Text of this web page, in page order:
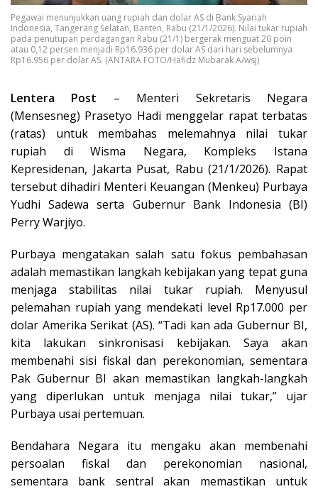
Pegawai menunjukkan uang rupiah dan dolar AS di Bank Syariah
Indonesia, Tangerang Selatan, Banten, Rabu (21/1/2026). Nilai tukar rupiah
pada penutupan perdagangan Rabu (21/1) bergerak menguat 20 poin
atau 0,12 persen menjadi Rp16.936 per dolar AS dari hari sebelumnya
Rp16.956 per dolar AS. (ANTARA FOTO/Hafidz Mubarak A/wsj)
Lentera Post – Menteri Sekretaris Negara
(Mensesneg) Prasetyo Hadi menggelar rapat terbatas
(ratas) untuk membahas melemahnya nilai tukar
rupiah di Wisma Negara, Kompleks Istana
Kepresidenan, Jakarta Pusat, Rabu (21/1/2026). Rapat
tersebut dihadiri Menteri Keuangan (Menkeu) Purbaya
Yudhi Sadewa serta Gubernur Bank Indonesia (BI)
Perry Warjiyo.
Purbaya mengatakan salah satu fokus pembahasan
adalah memastikan langkah kebijakan yang tepat guna
menjaga stabilitas nilai tukar rupiah. Menyusul
pelemahan rupiah yang mendekati level Rp17.000 per
dolar Amerika Serikat (AS). “Tadi kan ada Gubernur BI,
kita lakukan sinkronisasi kebijakan. Saya akan
membenahi sisi fiskal dan perekonomian, sementara
Pak Gubernur BI akan memastikan langkah-langkah
yang diperlukan untuk menjaga nilai tukar,” ujar
Purbaya usai pertemuan.
Bendahara Negara itu mengaku akan membenahi
persoalan fiskal dan perekonomian nasional,
sementara bank sentral akan memastikan untuk